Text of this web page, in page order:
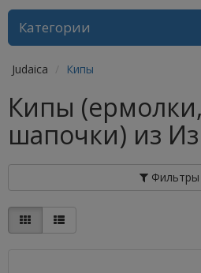
Категории
Judaica Кипы
Кипы
шапочки) из
Фильтры